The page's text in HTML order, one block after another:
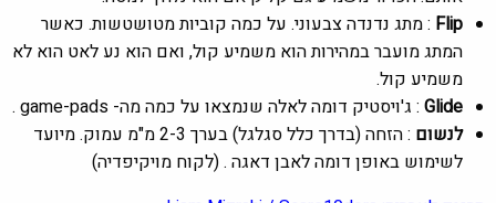
Flip: מתג נדנדה צבעוני.על כמה קוביות מטושטשות. כאשר
המתג מועבר במהירות הוא משמיע קול, ואם הוא נע לאט הוא לא
משמיע קול.
Glide: ג'ויסטיק דומה לאלה שנמצאו על כמה מה- game-pads .
לנשום: הזחה (בדרך כלל סגלגל) בערך 2-3 מ"מ עמוק.
מיועד
לשימוש באופן דומה לאבן דאגה . (לקוח מויקיפדיה)